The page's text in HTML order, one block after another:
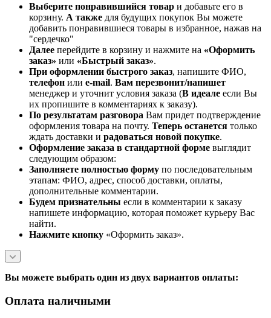
Выберите понравившийся товар и добавьте его в
корзину. А также для будущих покупок Вы можете
добавить понравившиеся товары в избранное, нажав на
"сердечко"
Далее перейдите в корзину и нажмите на «Оформить
заказ» или «Быстрый заказ».
При оформлении быстрого заказ, напишите ФИО,
телефон или e-mail. Вам перезвонит/напишет
менеджер и уточнит условия заказа (В идеале если Вы
их пропишите в комментариях к заказу).
По результатам разговора Вам придет подтверждение
оформления товара на почту. Теперь останется только
ждать доставки и радоваться новой покупке.
Оформление заказа в стандартной форме выглядит
следующим образом:
Заполняете полностью форму по последовательным
этапам: ФИО, адрес, способ доставки, оплаты,
дополнительные комментарии.
Будем признательны если в комментарии к заказу
напишете информацию, которая поможет курьеру Вас
найти.
Нажмите кнопку «Оформить заказ».
Вы можете выбрать один из двух вариантов оплаты:
Оплата наличными